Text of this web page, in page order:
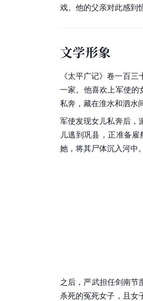
戏。他的父亲对此感到
文学形象
《太平广记》卷一百三
一家。他喜欢上军使的
私奔，藏在淮水和泗水
军使发现女儿私奔后，
儿逃到巩县 ，正准备
她，将其尸体沉入河中
之后，严武担任剑南节
杀死的冤死女子，且女